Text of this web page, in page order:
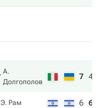
А.
Долгополов
7 4
Э. Рам 6 6